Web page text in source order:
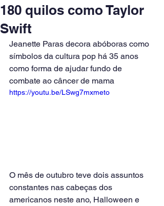
180 quilos como Taylor
Swift
Jeanette Paras decora abóboras como
símbolos da cultura pop há 35 anos
como forma de ajudar fundo de
combate ao câncer de mama
https://youtu.be/LSwg7mxmeto
O mês de outubro teve dois assuntos
constantes nas cabeças dos
americanos neste ano, Halloween e